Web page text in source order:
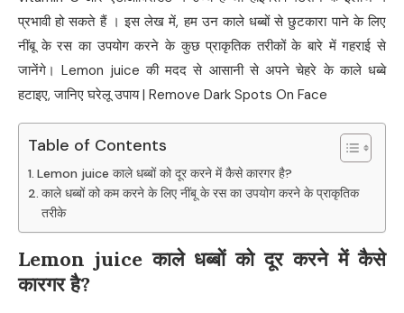
प्रभावी हो सकते हैं । इस लेख में, हम उन काले धब्बों से छुटकारा पाने के लिए
नींबू के रस का उपयोग करने के कुछ प्राकृतिक तरीकों के बारे में गहराई से
जानेंगे। Lemon juice की मदद से आसानी से अपने चेहरे के काले धब्बे
हटाइए, जानिए घरेलू उपाय | Remove Dark Spots On Face
Table of Contents
Lemon juice काले धब्बों को दूर करने में कैसे कारगर है?
काले धब्बों को कम करने के लिए नींबू के रस का उपयोग करने के प्राकृतिक
तरीके
Lemon juiceकाले धब्बों को दूर करने में कैसे
कारगर है?